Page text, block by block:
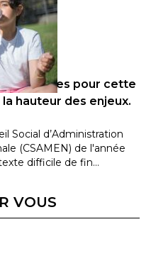
attendues pour cette
la hauteur des enjeux.
Social d’Administration
(CSAMEN) de l'année
difficile de fin…
VOUS